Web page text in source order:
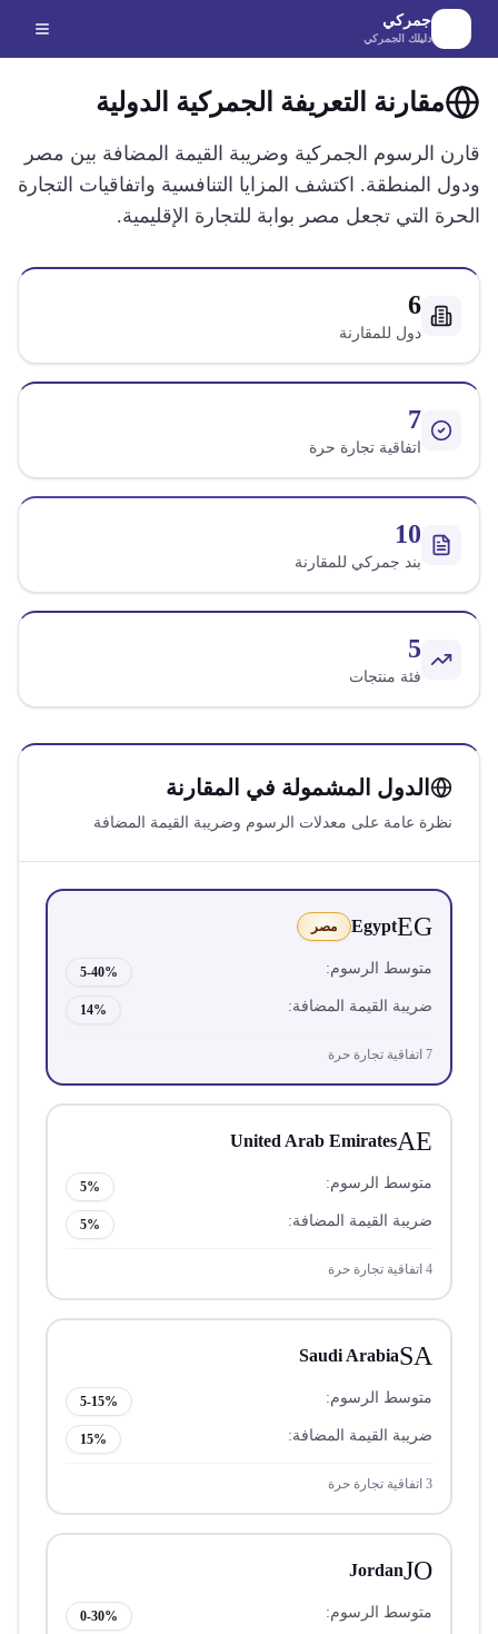
الانتقال إلى المحتوى الرئيسي
جمركي
دليلك الجمركي
مقارنة التعريفة الجمركية الدولية
قارن الرسوم الجمركية وضريبة القيمة المضافة بين مصر
ودول المنطقة. اكتشف المزايا التنافسية واتفاقيات التجارة
الحرة التي تجعل مصر بوابة للتجارة الإقليمية.
6
دول للمقارنة
7
اتفاقية تجارة حرة
10
بند جمركي للمقارنة
5
فئة منتجات
الدول المشمولة في المقارنة
نظرة عامة على معدلات الرسوم وضريبة القيمة المضافة
EG
Egypt مصر
متوسط الرسوم: 5-40%
ضريبة القيمة المضافة: 14%
7 اتفاقية تجارة حرة
AE
United Arab Emirates
متوسط الرسوم: 5%
ضريبة القيمة المضافة: 5%
4 اتفاقية تجارة حرة
SA
Saudi Arabia
متوسط الرسوم: 5-15%
ضريبة القيمة المضافة: 15%
3 اتفاقية تجارة حرة
JO
Jordan
متوسط الرسوم: 0-30%